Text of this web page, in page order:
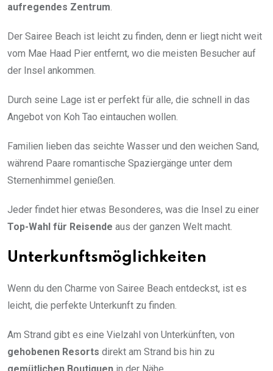
aufregendes Zentrum
Der Sairee Beach ist leicht zu finden, denn er liegt nicht weit
vom Mae Haad Pier entfernt, wo die meisten Besucher auf
der Insel ankommen.
Durch seine Lage ist er perfekt für alle, die schnell in das
Angebot von Koh Tao eintauchen wollen.
Familien lieben das seichte Wasser und den weichen Sand,
während Paare romantische Spaziergänge unter dem
Sternenhimmel genießen.
Jeder findet hier etwas Besonderes, was die Insel zu einer
Top-Wahl für Reisende aus der ganzen Welt macht.
Unterkunftsmöglichkeiten
Wenn du den Charme von Sairee Beach entdeckst, ist es
leicht, die perfekte Unterkunft zu finden.
Am Strand gibt es eine Vielzahl von Unterkünften, von
gehobenen Resorts direkt am Strand bis hin zu
gemütlichen Boutiquen in der Nähe.